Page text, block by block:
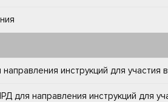
инструкций для участия
для направления инструкций для